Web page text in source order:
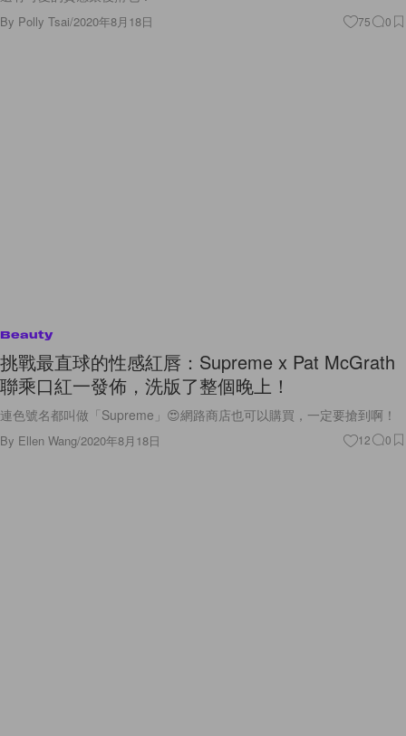
By Polly Tsai/2020年8月18日 75 0
Beauty
挑戰最直球的性感紅唇：Supreme x Pat McGrath
聯乘口紅一發佈，洗版了整個晚上！
連色號名都叫做「Supreme」😍網路商店也可以購買，一定要搶到啊！
By Ellen Wang/2020年8月18日 12 0